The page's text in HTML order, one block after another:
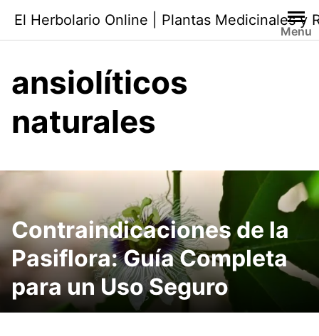
contenido
El Herbolario Online | Plantas Medicinales y
Menu
ansiolíticos
naturales
Contraindicaciones de la
Pasiflora: Guía Completa
para un Uso Seguro